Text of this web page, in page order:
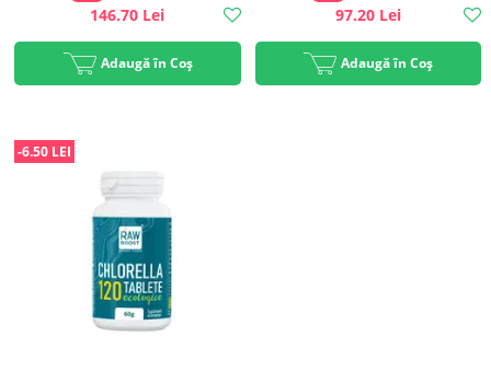
146.70 Lei
Adaugă în Coș
97.20 Lei
Adaugă în Coș
-6.50 LEI